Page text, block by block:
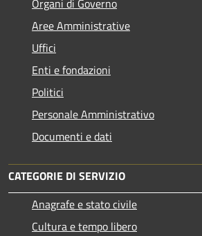
Organi di Governo
Aree Amministrative
Uffici
Enti e fondazioni
Politici
Personale Amministrativo
Documenti e dati
CATEGORIE DI SERVIZIO
Anagrafe e stato civile
Cultura e tempo libero